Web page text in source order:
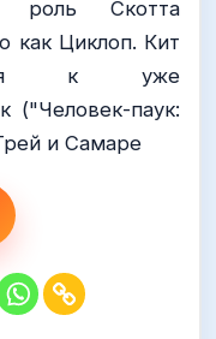
роль Скотта
как Циклоп. Кит
к уже
("Человек-паук:
и Самаре